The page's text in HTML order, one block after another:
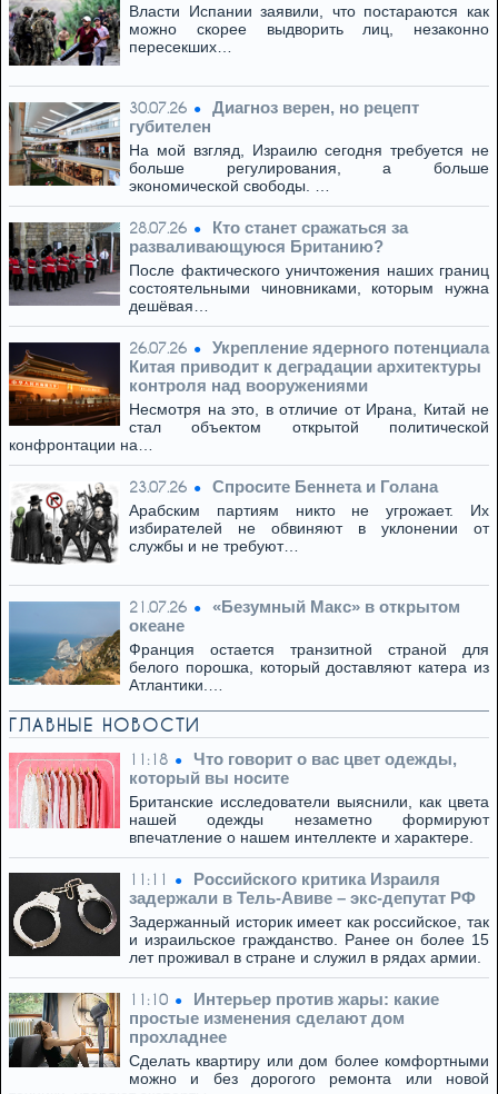
Власти Испании заявили, что постараются как
можно скорее выдворить лиц, незаконно
пересекших…
30.07.26
Диагноз верен, но рецепт
губителен
На мой взгляд, Израилю сегодня требуется не
больше регулирования, а больше
экономической свободы. …
28.07.26
Кто станет сражаться за
разваливающуюся Британию?
После фактического уничтожения наших границ
состоятельными чиновниками, которым нужна
дешёвая…
26.07.26
Укрепление ядерного потенциала
Китая приводит к деградации архитектуры
контроля над вооружениями
Несмотря на это, в отличие от Ирана, Китай не
стал объектом открытой политической
конфронтации на…
23.07.26 Спросите Беннета и Голана
Арабским партиям никто не угрожает. Их
избирателей не обвиняют в уклонении от
службы и не требуют…
21.07.26
«Безумный Макс» в открытом
океане
Франция остается транзитной страной для
белого порошка, который доставляют катера из
Атлантики.…
ГЛАВНЫЕ НОВОСТИ
11:18
Что говорит о вас цвет одежды,
который вы носите
Британские исследователи выяснили, как цвета
нашей одежды незаметно формируют
впечатление о нашем интеллекте и характере.
11:11
Российского критика Израиля
задержали в Тель-Авиве – экс-депутат РФ
Задержанный историк имеет как российское, так
и израильское гражданство. Ранее он более 15
лет проживал в стране и служил в рядах армии.
11:10
Интерьер против жары: какие
простые изменения сделают дом
прохладнее
Сделать квартиру или дом более комфортными
можно и без дорогого ремонта или новой